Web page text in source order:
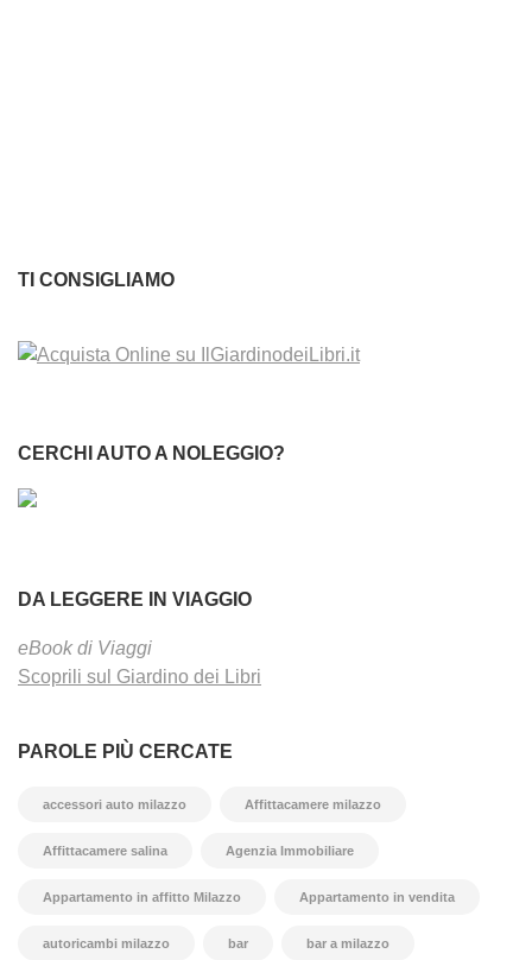
TI CONSIGLIAMO
CERCHI AUTO A NOLEGGIO?
DA LEGGERE IN VIAGGIO
eBook di Viaggi
Scoprili sul Giardino dei Libri
PAROLE PIÙ CERCATE
accessori auto milazzo Affittacamere milazzo
Affittacamere salina Agenzia Immobiliare
Appartamento in affitto Milazzo Appartamento in vendita
autoricambi milazzo bar bar a milazzo